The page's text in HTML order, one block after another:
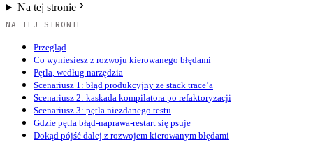
Na tej stronie
NA TEJ STRONIE
Przegląd
Co wyniesiesz z rozwoju kierowanego błędami
Pętla, według narzędzia
Scenariusz 1: błąd produkcyjny ze stack trace’a
Scenariusz 2: kaskada kompilatora po refaktoryzacji
Scenariusz 3: pętla niezdanego testu
Gdzie pętla błąd-naprawa-restart się psuje
Dokąd pójść dalej z rozwojem kierowanym błędami